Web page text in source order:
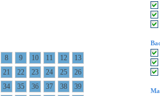
8 9 10 11 12
13
21 22 23 24 25
26
34 35 36 37 38
39